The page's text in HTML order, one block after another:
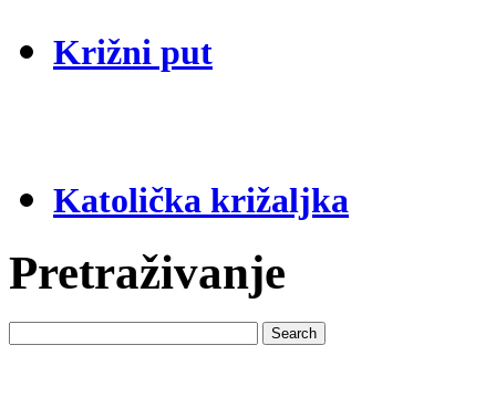
Križni put
Katolička križaljka
Pretraživanje